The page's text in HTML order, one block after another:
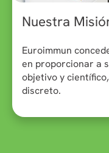
Nuestra
Euroimmun
en proporcionar a
objetivo y
discreto.